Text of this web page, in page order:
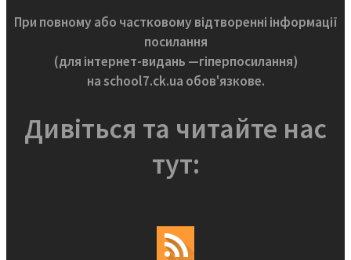
При повному або частковому відтворенні інформації
посилання
(для інтернет-видань —гіперпосилання)
на school7.ck.ua обов'язкове.
Дивіться та читайте нас
тут: